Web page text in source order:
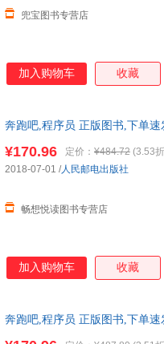
兜宝图书专营店
加入购物车 收藏
奔跑吧,程序员 正版图书,下单速
¥170.96 定价： ¥484.72 (3.53
畅想悦读图书专营店
2018-07-01 /人民邮电出版社
加入购物车 收藏
奔跑吧,程序员 正版图书,下单速